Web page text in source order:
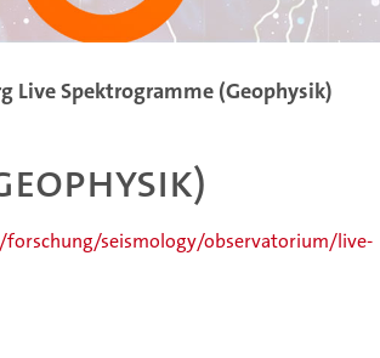
Live Spektrogramme (Geophysik)
seismology/observatorium/live-